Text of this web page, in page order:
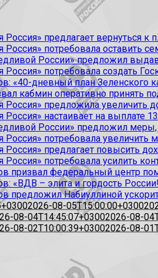
Россия» предлагает вернуться к
Россия» потребовала оставить
России» предложил
Россия» потребовала создать
«40-дневный план Зеленского
кабмин оперативно принять
Россия» предложила увеличить
Россия» настаивает на выплате
России» предложил
Россия» потребовала увеличить
Россия» предлагает повысить
Россия» потребовала усилить
призвал федеральный центр
«ВДВ – элита и гордость
предложил Набиуллиной
2026-08-05T15:00:00+0300
08-04T14:45:07+03002026-08-
08-02T10:00:39+03002026-08-